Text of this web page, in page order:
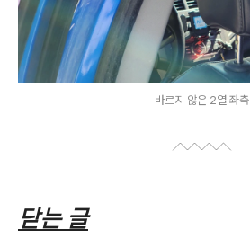
바르지 않은 2열 좌측
닫는 글